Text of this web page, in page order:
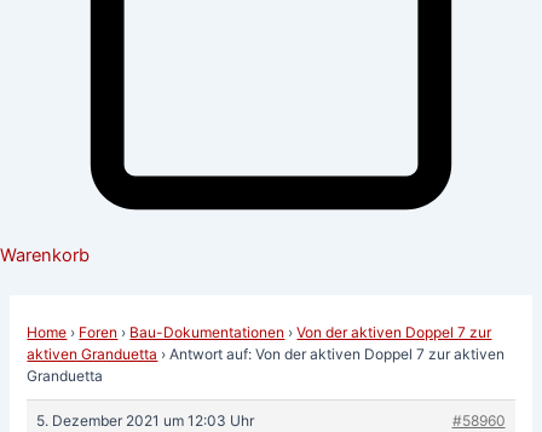
Warenkorb
Home › Foren › Bau-Dokumentationen › Von der aktiven Doppel 7 zur
aktiven Granduetta › Antwort auf: Von der aktiven Doppel 7 zur aktiven
Granduetta
5. Dezember 2021 um 12:03 Uhr
#58960